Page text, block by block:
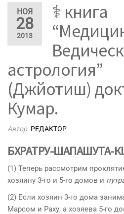
НОЯ
28
2013
⚕ книга
астрология”
(Джйотиш)
Кумар.
Автор РЕДАКТОР
БХРАТРУ-ШАПАШУТА-
(1) Теперь рассмотрим
хозяину 3-го и 5-го домов и
(2) Если хозяин 3-го дома
Марсом и Раху, а хозяева 5-го